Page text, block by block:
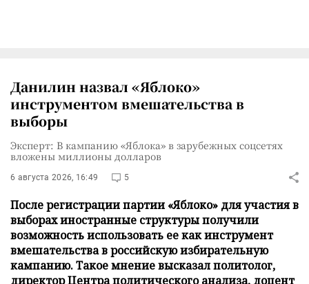
Данилин назвал «Яблоко»
инструментом вмешательства в
выборы
Эксперт: В кампанию «Яблока» в зарубежных соцсетях
вложены миллионы долларов
6 августа 2026, 16:49 5
После регистрации партии «Яблоко» для участия в
выборах иностранные структуры получили
возможность использовать ее как инструмент
вмешательства в российскую избирательную
кампанию. Такое мнение высказал политолог,
директор Центра политического анализа, доцент